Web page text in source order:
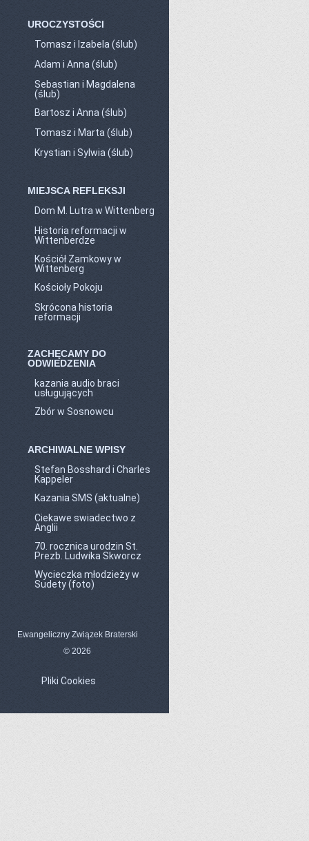
UROCZYSTOŚCI
Tomasz i Izabela (ślub)
Adam i Anna (ślub)
Sebastian i Magdalena
(ślub)
Bartosz i Anna (ślub)
Tomasz i Marta (ślub)
Krystian i Sylwia (ślub)
MIEJSCA REFLEKSJI
Dom M. Lutra w Wittenberg
Historia reformacji w
Wittenberdze
Kościół Zamkowy w
Wittenberg
Kościoły Pokoju
Skrócona historia
reformacji
ZACHĘCAMY DO
ODWIEDZENIA
kazania audio braci
usługujących
Zbór w Sosnowcu
ARCHIWALNE WPISY
Stefan Bosshard i Charles
Kappeler
Kazania SMS (aktualne)
Ciekawe swiadectwo z
Anglii
70. rocznica urodzin St.
Prezb. Ludwika Skworcz
Wycieczka młodzieży w
Sudety (foto)
Ewangeliczny Związek Braterski
© 2026
Pliki Cookies